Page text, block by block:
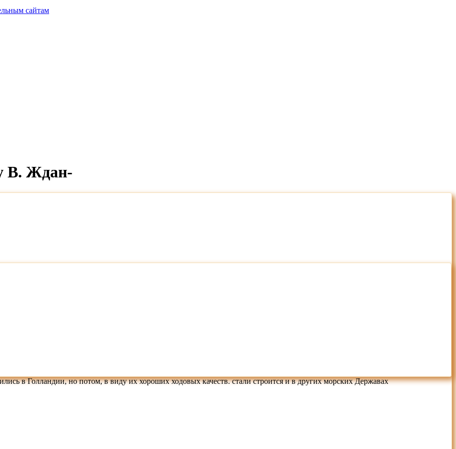
сайтам
В. Ждан-
в Голландии, но потом, в виду их хороших ходовых качеств. стали строится и в других морских Державах